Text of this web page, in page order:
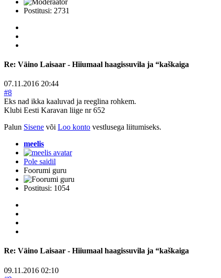
Postitusi: 2731
Re: Väino Laisaar - Hiiumaal haagissuvila ja “kaškaiga
07.11.2016 20:44
#8
Eks nad ikka kaaluvad ja reeglina rohkem.
Klubi Eesti Karavan liige nr 652
Palun Sisene või Loo konto vestlusega liitumiseks.
meelis
Pole saidil
Foorumi guru
Postitusi: 1054
Re: Väino Laisaar - Hiiumaal haagissuvila ja “kaškaiga
09.11.2016 02:10